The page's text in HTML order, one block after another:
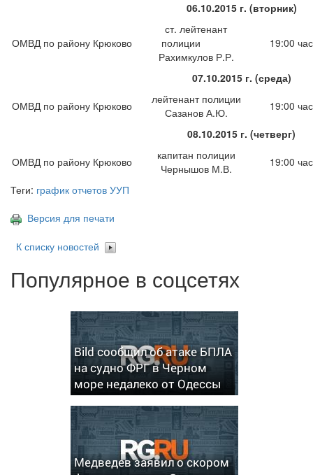
06.10.2015 г. (вторник)
ОМВД по району Крюково
ст. лейтенант
полиции
Рахимкулов Р.Р.
19:00
07.10.2015 г. (среда)
ОМВД по району Крюково
лейтенант полиции
Сазанов А.Ю.
19:00
08.10.2015 г. (четверг)
ОМВД по району Крюково
капитан полиции
Чернышов М.В.
19:00
Теги: график отчетов УУП
Версия для печати
К списку новостей
Популярное в соцсетях
Bild сообщил об атаке БПЛА
на судно ФРГ в Черном
море недалеко от Одессы
Медведев заявил о скором